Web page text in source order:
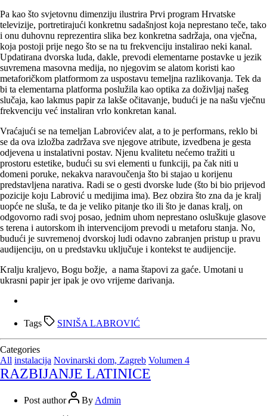
Pa kao što svjetovnu dimenziju ilustrira Prvi program Hrvatske
televizije, portretirajući konkretnu sadašnjost koja neprestano teče, tako
i onu duhovnu reprezentira slika bez konkretna sadržaja, ona vječna,
koja postoji prije nego što se na tu frekvenciju instalirao neki kanal.
Updatirana dvorska luda, dakle, prevodi elementarne postavke u jezik
suvremena masovna medija, no njegovim se alatom koristi kao
metaforičkom platformom za uspostavu temeljna razlikovanja. Tek da
bi ta elementarna platforma poslužila kao optika za doživljaj našeg
slučaja, kao lakmus papir za lakše očitavanje, budući je na našu vječnu
frekvenciju već instaliran vrlo konkretan kanal.
Vraćajući se na temeljan Labrovićev alat, a to je performans, reklo bi
se da ova izložba zadržava sve njegove atribute, izvedbena je gesta
odjevena u instalativni postav. Njenu kvalitetu nećemo tražiti u
prostoru estetike, budući su svi elementi u funkciji, pa čak niti u
domeni poruke, nekakva naravoučenja što bi stajao u korijenu
predstavljena narativa. Radi se o gesti dvorske lude (što bi bio prijevod
pozicije koju Labrović u medijima ima). Bez obzira što zna da je kralj
uopće ne sluša, te da je veliko pitanje tko ili što je danas kralj, on
odgovorno radi svoj posao, jednim uhom neprestano osluškuje glasove
s terena i autorskom ih intervencijom prevodi u metaforu stanja. No,
budući je suvremenoj dvorskoj ludi odavno zabranjen pristup u pravu
audijenciju, on u predstavku uključuje i kontekst te audijencije.
Kralju kraljevo, Bogu božje, a nama štapovi za gaće. Umotani u
ukrasni papir jer ipak je ovo vrijeme darivanja.
Tags SINIŠA LABROVIĆ
Categories
All instalacija Novinarski dom, Zagreb Volumen 4
RAZBIJANJE LATINICE
Post author By Admin